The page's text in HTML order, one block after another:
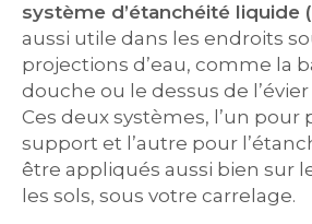
système d’étanchéité liquide
aussi utile dans les endroits
projections d’eau, comme la
douche ou le dessus de
Ces deux systèmes, l’un pour
support et l’autre pour
être appliqués aussi bien sur
les sols, sous votre carrelage.